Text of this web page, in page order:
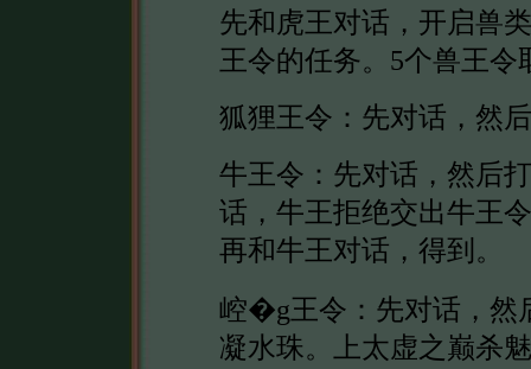
先和虎王对话，开启兽
王令的任务。5个兽王令
狐狸王令：先对话，然
牛王令：先对话，然后
话，牛王拒绝交出牛王
再和牛王对话，得到。
崆�g王令：先对话，然
凝水珠。上太虚之巅杀